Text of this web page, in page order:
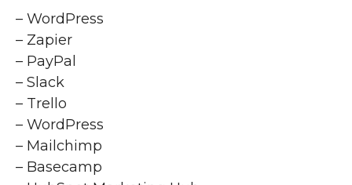
– WordPress
– Zapier
– PayPal
– Slack
– Trello
– WordPress
– Mailchimp
– Basecamp